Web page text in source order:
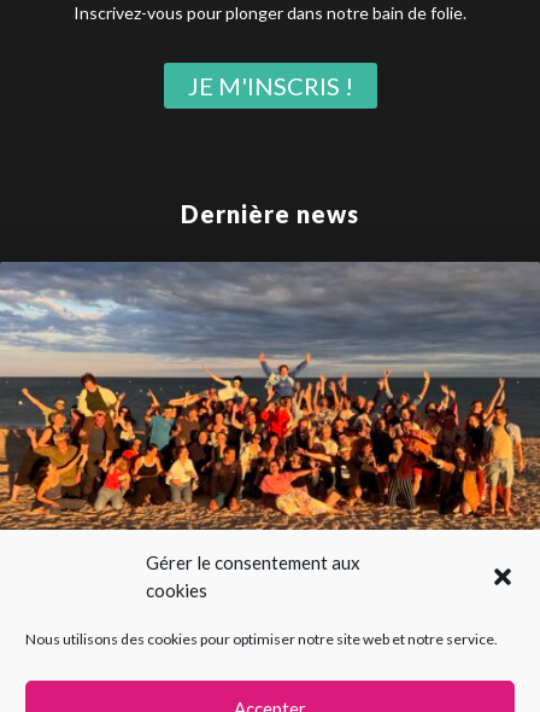
Gérer le consentement aux
cookies
Nous utilisons des cookies pour optimiser notre site web et notre service.
Inscrivez-vous pour plonger dans notre bain de folie.
JE M'INSCRIS !
Dernière news